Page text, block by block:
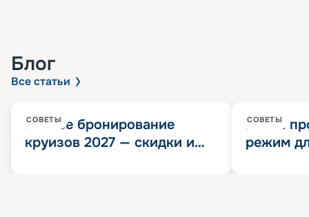
Блог
Все статьи
СОВЕТЫ
Раннее бронирование
круизов 2027 — скидки и
СОВЕТЫ
Китай
режим